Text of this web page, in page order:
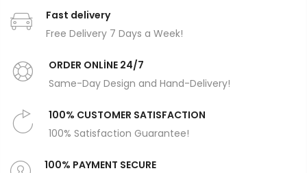
Fast delivery
Free Delivery 7 Days a Week!
ORDER ONLİNE 24/7
Same-Day Design and Hand-Delivery!
100% CUSTOMER SATISFACTION
100% Satisfaction Guarantee!
100% PAYMENT SECURE